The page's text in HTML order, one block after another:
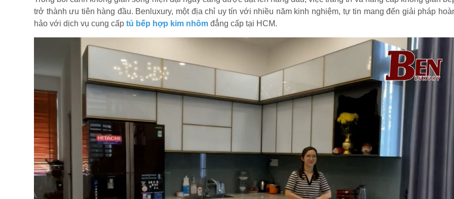
trở thành ưu tiên hàng đầu. Benluxury, một địa chỉ uy tín với nhiều năm kinh nghiệm, tự tin mang đến giải pháp
hảo với dịch vụ cung cấp tủ bếp hợp kim nhôm đẳng cấp tại HCM.